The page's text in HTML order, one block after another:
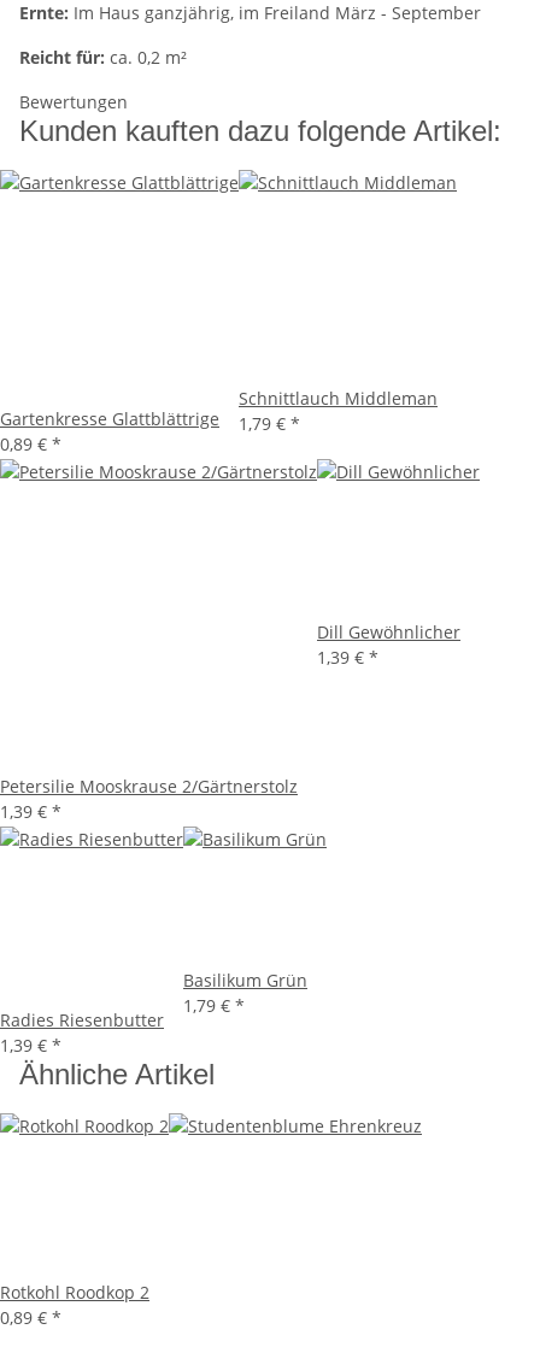
Ernte: Im Haus ganzjährig, im Freiland März - September
Reicht für: ca. 0,2 m²
Bewertungen
Kunden kauften dazu folgende Artikel:
Gartenkresse Glattblättrige
0,89 € *
Schnittlauch Middleman
1,79 € *
Petersilie Mooskrause 2/Gärtnerstolz
1,39 € *
Dill Gewöhnlicher
1,39 € *
Radies Riesenbutter
1,39 € *
Basilikum Grün
1,79 € *
Ähnliche Artikel
Rotkohl Roodkop 2
0,89 € *